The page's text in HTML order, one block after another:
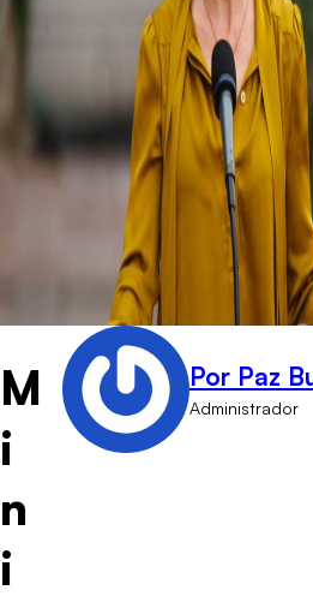
M
i
n
i
Por Paz
Administrador